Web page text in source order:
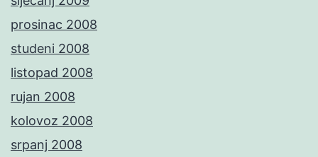
prosinac 2008
studeni 2008
listopad 2008
rujan 2008
kolovoz 2008
srpanj 2008